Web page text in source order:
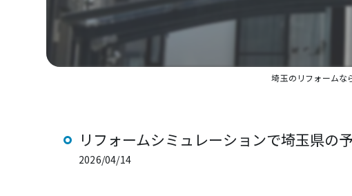
埼玉のリフォームな
リフォームシミュレーションで埼玉県の
2026/04/14